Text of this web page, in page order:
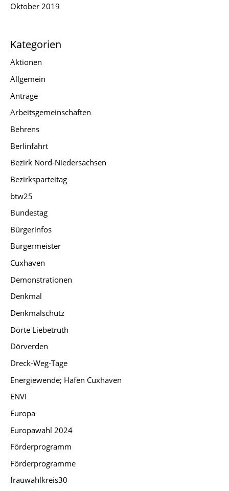
Oktober 2019
Kategorien
Aktionen
Allgemein
Anträge
Arbeitsgemeinschaften
Behrens
Berlinfahrt
Bezirk Nord-Niedersachsen
Bezirksparteitag
btw25
Bundestag
Bürgerinfos
Bürgermeister
Cuxhaven
Demonstrationen
Denkmal
Denkmalschutz
Dörte Liebetruth
Dörverden
Dreck-Weg-Tage
Energiewende; Hafen Cuxhaven
ENVI
Europa
Europawahl 2024
Förderprogramm
Förderprogramme
frauwahlkreis30